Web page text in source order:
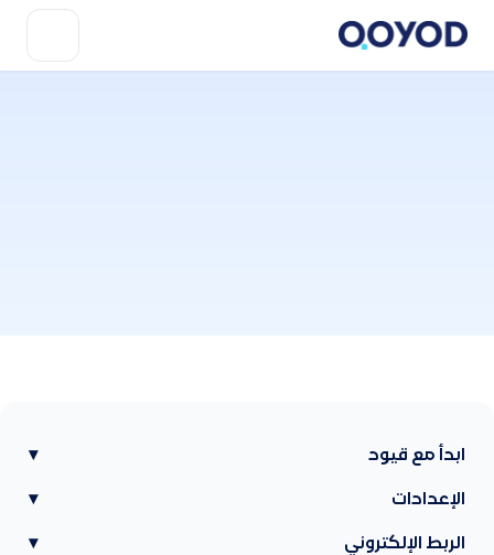
ابدأ مع قيود ▾
الإعدادات ▾
الربط الإلكتروني ▾